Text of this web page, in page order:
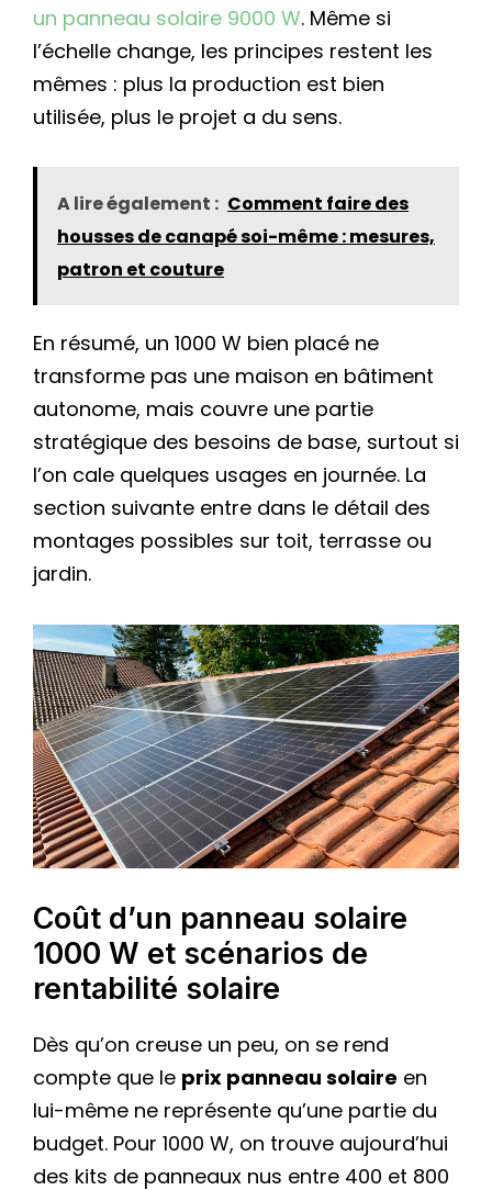
un panneau solaire 9000 W. Même si
l’échelle change, les principes restent les
mêmes : plus la production est bien
utilisée, plus le projet a du sens.
A lire également : Comment faire des
housses de canapé soi-même : mesures,
patron et couture
En résumé, un 1000 W bien placé ne
transforme pas une maison en bâtiment
autonome, mais couvre une partie
stratégique des besoins de base, surtout si
l’on cale quelques usages en journée. La
section suivante entre dans le détail des
montages possibles sur toit, terrasse ou
jardin.
Coût d’un panneau solaire
1000 W et scénarios de
rentabilité solaire
Dès qu’on creuse un peu, on se rend
compte que le prix panneau solaire en
lui-même ne représente qu’une partie du
budget. Pour 1000 W, on trouve aujourd’hui
des kits de panneaux nus entre 400 et 800